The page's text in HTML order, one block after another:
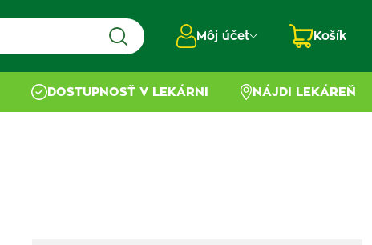
Môj účet Košík
DOSTUPNOSŤ V LEKÁRNI NÁJDI LEKÁREŇ